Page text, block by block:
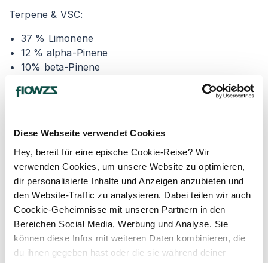
Diese Webseite verwendet Cookies
Hey, bereit für eine epische Cookie-Reise? Wir
verwenden Cookies, um unsere Website zu optimieren,
dir personalisierte Inhalte und Anzeigen anzubieten und
den Website-Traffic zu analysieren. Dabei teilen wir auch
Coockie-Geheimnisse mit unseren Partnern in den
Bereichen Social Media, Werbung und Analyse. Sie
können diese Infos mit weiteren Daten kombinieren, die
du ihnen gegeben hast oder die sie während deiner
Terpene & VSC:
37 % Limonene
12 % alpha-Pinene
10% beta-Pinene
VSC1 fügt dem Zitrusprofil eine scharfe Note hinzu,
Süß & blumig
Crescendo Cookies (CRO)
Terpene & VSC: